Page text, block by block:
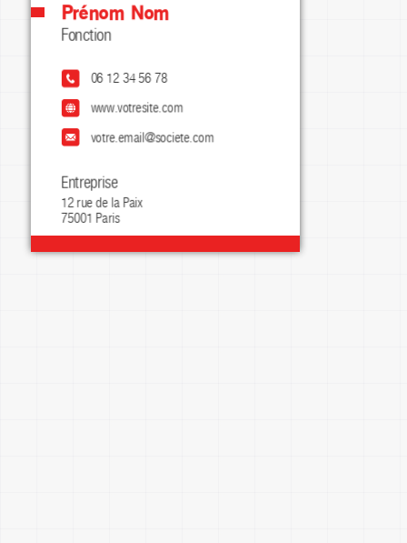
Entreprise
12 rue de la Paix
75001 Paris
www.votresite.com
votre.email@societe.com
Fonction
06 12 34 56 78
Prénom Nom
instagram.com/mypage
Insérez votre slogan ici